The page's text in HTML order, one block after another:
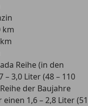
km
Reihe (in den
– 3,0 Liter (48 – 110
der Baujahre
1,6 – 2,8 Liter (51